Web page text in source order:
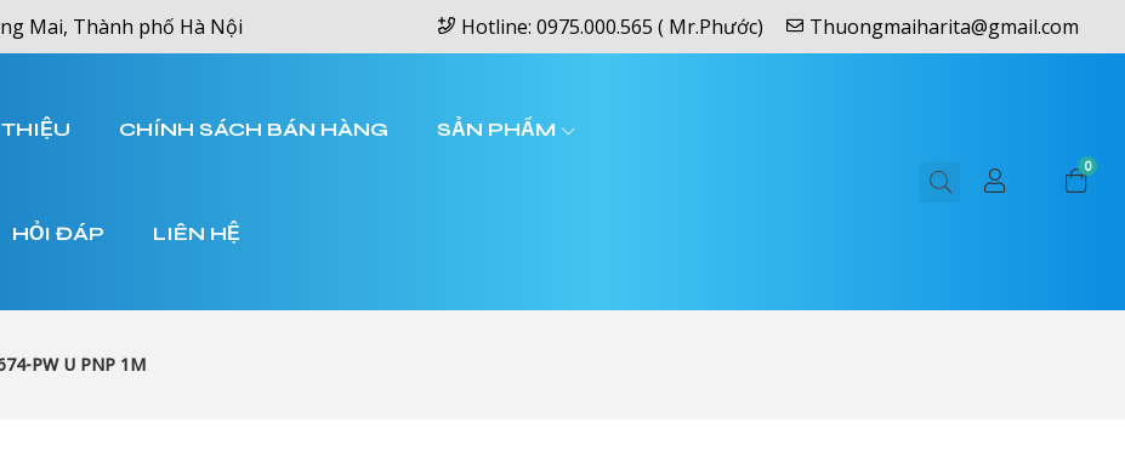
Mai, Thành phố Hà Nội Hotline: 0975.000.565 ( Mr.Phước) Thuongmaiharita@gmail.com
CHÍNH SÁCH BÁN HÀNG SẢN PHẨM
HỎI ĐÁP LIÊN HỆ
0
PW U PNP 1M